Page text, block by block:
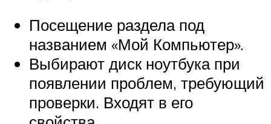
Посещение раздела под
названием «Мой Компьютер».
Выбирают диск ноутбука при
появлении проблем, требующий
проверки. Входят в его